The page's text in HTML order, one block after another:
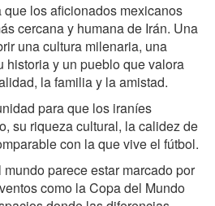
los aficionados mexicanos
cercana y humana de Irán. Una
una cultura milenaria, una
historia y un pueblo que valora
la familia y la amistad.
para que los iraníes
su riqueza cultural, la calidez de
con la que vive el fútbol.
parece estar marcado por
como la Copa del Mundo